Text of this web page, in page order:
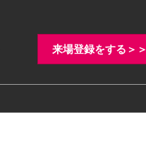
来場登録をする＞＞